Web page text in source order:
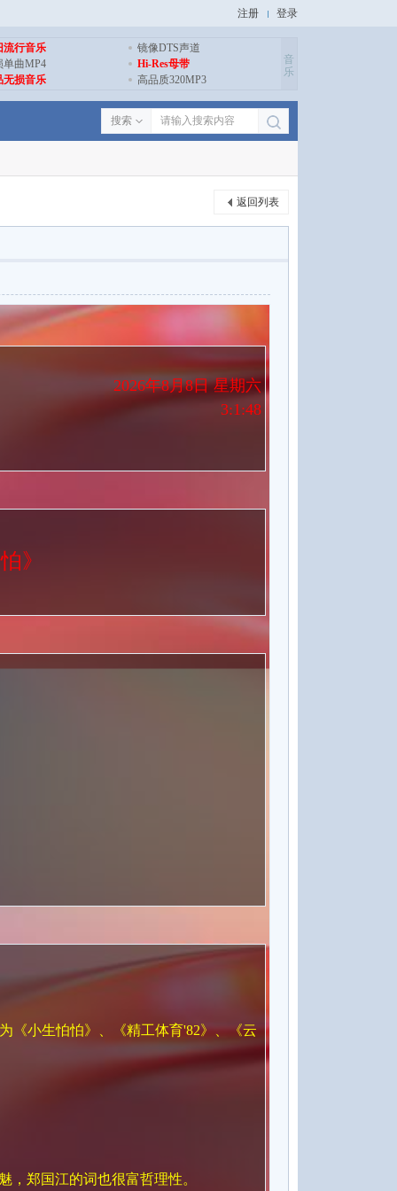
注册 登录
流行音乐
镜像DTS声道
单曲MP4
Hi-Res母带
无损音乐
高品质320MP3
音
乐
搜索
返回列表
2026年8月8日 星期六
3:1:49
》
《小生怕怕》、《精工体育'82》、《云
郑国江的词也很富哲理性。